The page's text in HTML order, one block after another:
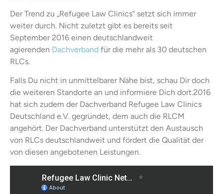
Der Trend zu „Refugee Law Clinics“ setzt sich immer
weiter durch. Nicht zuletzt gibt es bereits seit
September 2016 einen deutschlandweit
agierenden Dachverband für die mehr als 30 deutschen
RLCs.
Falls Du nicht in unmittelbarer Nähe bist, schau Dir doch
die weiteren Standorte an und informiere Dich dort.2016
hat sich zudem der Dachverband Refugee Law Clinics
Deutschland e.V. gegründet, dem auch die RLCM
angehört. Der Dachverband unterstützt den Austausch
von RLCs deutschlandweit und fördert die Qualität der
von diesen angebotenen Leistungen.